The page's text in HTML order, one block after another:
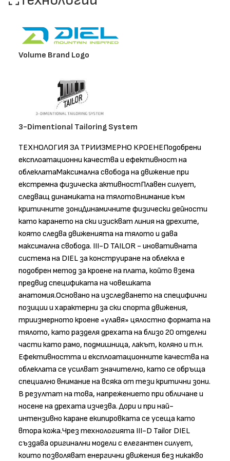
Volume Brand Logo
3-Dimentional Tailoring System
ТЕХНОЛОГИЯ ЗА ТРИИЗМЕРНО КРОЕНЕПодобрени
експлоатационни качества и ефективност на
облеклатаМаксимална свобода на движение при
екстремна физическа активностПлавен силует,
следващ динамиката на тялотоВнимание към
критичните зониДинамичните физически дейности
като карането на ски изискват линия на дрехите,
която следва движенията на тялото и дава
максимална свобода. III-D TAILOR - иновативната
система на DIEL за конструиране на облекла е
подобрен метод за кроене на плата, който взема
предвид спецификата на човешката
анатомия.Основано на изследването на специфични
позиции и характерни за ски спорта движения,
триизмерното кроене «улавя» цялостно формата на
тялото, като разделя дрехата на близо 20 отделни
части като рамо, подмишница, лакът, коляно и т.н.
Ефективността и експлоатационните качества на
облеклата се усилват значително, като се обръща
специално внимание на всяка от тези критични зони.
В резултат на това, напрежението при обличане и
носене на дрехата изчезва. Дори и при най-
интензивно каране екипировката се усеща като
втора кожа.Чрез технологията III-D Tailor DIEL
създава оригинални модели с елегантен силует,
които позволяват енергични движения без никакво